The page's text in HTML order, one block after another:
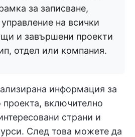
за записване,
на всички
и завършени проекти
отдел или компания.
информация за
проекта, включително
страни и
След това можете да